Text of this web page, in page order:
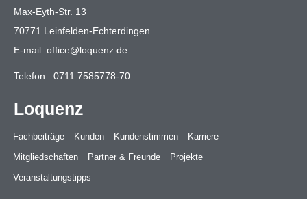
Max-Eyth-Str. 13
70771 Leinfelden-Echterdingen
E-mail: office@loquenz.de
Telefon: 0711 7585778-70
Loquenz
Fachbeiträge Kunden Kundenstimmen
Karriere
Mitgliedschaften
Partner & Freunde
Projekte
Veranstaltungstipps